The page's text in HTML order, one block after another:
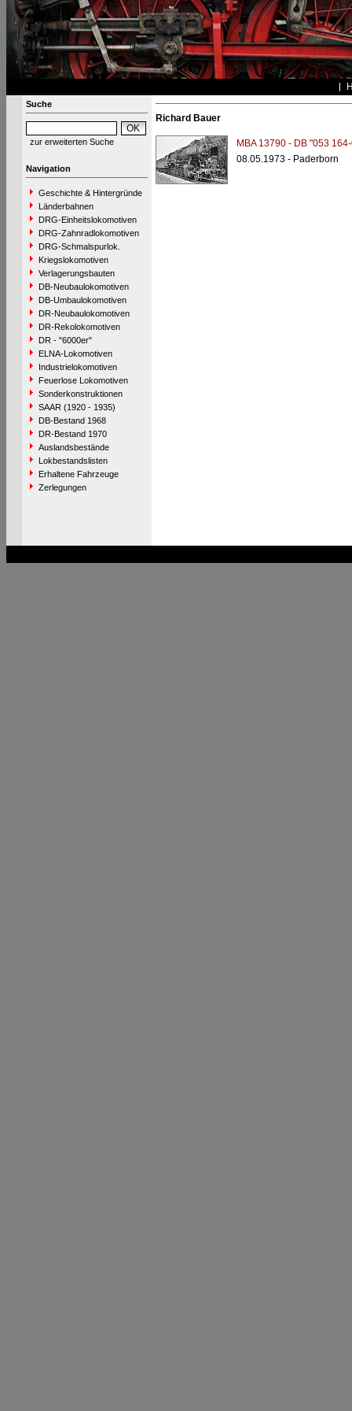
Suche
zur erweiterten Suche
Navigation
Geschichte & Hintergründe
Länderbahnen
DRG-Einheitslokomotiven
DRG-Zahnradlokomotiven
DRG-Schmalspurlok.
Kriegslokomotiven
Verlagerungsbauten
DB-Neubaulokomotiven
DB-Umbaulokomotiven
DR-Neubaulokomotiven
DR-Rekolokomotiven
DR - "6000er"
ELNA-Lokomotiven
Industrielokomotiven
Feuerlose Lokomotiven
Sonderkonstruktionen
SAAR (1920 - 1935)
DB-Bestand 1968
DR-Bestand 1970
Auslandsbestände
Lokbestandslisten
Erhaltene Fahrzeuge
Zerlegungen
Richard Bauer
MBA 13790 - DB "053
08.05.1973 - Paderborn